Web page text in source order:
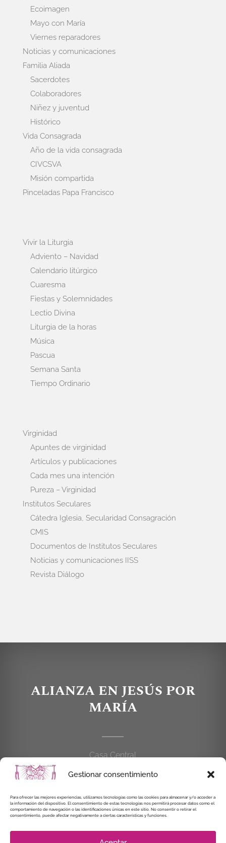
Gestionar consentimiento
Para ofrecer las mejores experiencias, utilizamos tecnologías como las cookies para almacenar y/o acceder a
la información del dispositivo. El consentimiento de estas tecnologías nos permitirá procesar datos como el
comportamiento de navegación o las identificaciones únicas en este sitio. No consentir o retirar el
consentimiento, puede afectar negativamente a ciertas características y funciones.
Ecoimagen
Mayo con María
Viernes reparadores
Noticias y comunicaciones
Familia Aliada
Sacerdotes
Colaboradores
Niñez y juventud
Histórico
Vida Consagrada
Año de la vida consagrada
CIVCSVA
Misión compartida
Pinceladas Papa Francisco
Vivir la Liturgia
Adviento – Navidad
Calendario litúrgico
Cuaresma
Fiestas y Solemnidades
Lectio Divina
Liturgia de la horas
Música
Pascua
Semana Santa
Tiempo Ordinario
Virginidad
Apuntes de virginidad
Artículos y publicaciones
Cada mes una intención
Pureza – Virginidad
Institutos Seculares
Cátedra Iglesia, Secularidad Consagración
CMIS
Documentos de Institutos Seculares
Noticias y comunicaciones IISS
Revista Diálogo
ALIANZA EN JESÚS POR
MARÍA
Casa Central
C/Cardenal Cisneros, 55
914 462 114
alianzaenjesuspormaria@gmail.com